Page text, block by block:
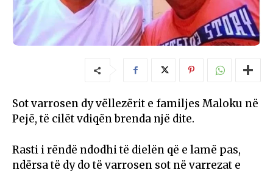
Sot varrosen dy vëllezërit e familjes Maloku në
Pejë, të cilët vdiqën brenda një dite.
Rasti i rëndë ndodhi të dielën që e lamë pas,
ndërsa të dy do të varrosen sot në varrezat e